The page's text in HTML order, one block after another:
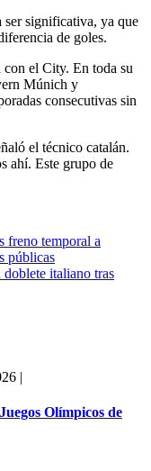
significativa, ya que
de goles.
el City. En toda su
Múnich y
consecutivas sin
el técnico catalán.
ahí. Este grupo de
freno temporal a
públicas
italiano tras
|
Olímpicos de